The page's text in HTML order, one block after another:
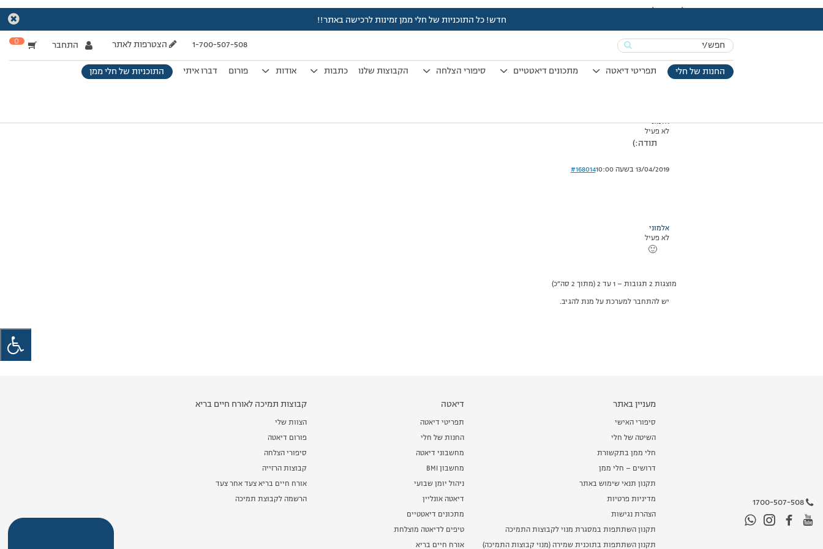
חדש! כל התוכניות של חלי ממן זמינות לרכישה באתר!!
Search
for:
1-700-507-508 הצטרפות לאתר התחבר 0
החנות של חלי תפריטי דיאטה מתכונים דיאטטיים סיפורי הצלחה הקבוצות שלנו כתבות אודות פורום דברו איתי התוכניות של חלי ממן
עמוד הבית>דיונים>פורום>האם אפשרי לשתות חלב 3% וכמה ?
מוצגות 2 תגובות – 1 עד 2 (מתוך 2 סה״כ)
15/05/2013 בשעה 23:59
#168013
אלמוני
לא פעיל
תודה:)
13/04/2019 בשעה 10:00 #168014
אלמוני
לא פעיל
🙂
מוצגות 2 תגובות – 1 עד 2 (מתוך 2 סה״כ)
יש להתחבר למערכת על מנת להגיב.
1700-507-508
מעניין באתר
סיפורי האישי
השיטה של חלי
חלי ממן בתקשורת
דרושים – חלי ממן
תקנון תנאי שימוש באתר
מדיניות פרטיות
הצהרת נגישות
תקנון השתתפות במסגרת מנוי לקבוצות התמיכה
תקנון השתתפות בתוכנית שמירה (מנוי קבוצות התמיכה)
דיאטה
תפריטי דיאטה
החנות של חלי
מחשבוני דיאטה
מחשבון BMI
ניהול יומן שבועי
דיאטה אונליין
מתכונים דיאטטיים
טיפים לדיאטה מוצלחת
אורח חיים בריא
קבוצות תמיכה לאורח חיים בריא
הצוות שלי
פורום דיאטה
סיפורי הצלחה
קבוצות הרזייה
אורח חיים בריא צעד אחר צעד
הרשמה לקבוצת תמיכה